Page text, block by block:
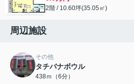
2階 / 10.60坪(35.05㎡)
周辺施設
その他
タチバナボウル
438ｍ（6分）